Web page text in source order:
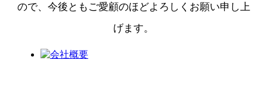
ので、今後ともご愛顧のほどよろしくお願い申し上
げます。